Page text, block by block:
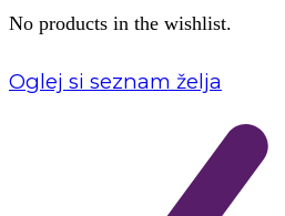
No products in the wishlist.
Oglej si seznam želja